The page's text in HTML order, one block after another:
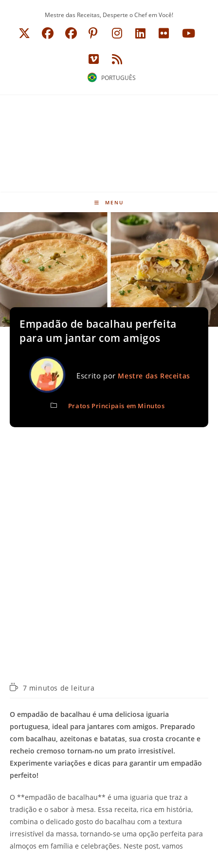
Mestre das Receitas, Desperte o Chef em Você!
PORTUGUÊS
MENU
Empadão de bacalhau perfeita
para um jantar com amigos
Escrito por Mestre das Receitas
Pratos Principais em Minutos
Tempo7 minutos de leitura
O empadão de bacalhau é uma deliciosa iguaria
portuguesa, ideal para jantares com amigos. Preparado
com bacalhau, azeitonas e batatas, sua crosta crocante e
recheio cremoso tornam-no um prato irresistível.
Experimente variações e dicas para garantir um empadão
perfeito!
O **empadão de bacalhau** é uma iguaria que traz a
tradição e o sabor à mesa. Essa receita, rica em história,
combina o delicado gosto do bacalhau com a textura
irresistível da massa, tornando-se uma opção perfeita para
almoços em família e celebrações. Neste post, vamos